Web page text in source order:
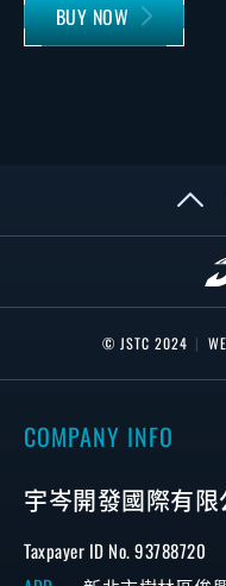
BUY NOW
© JSTC 2024 |
COMPANY INFO
宇岑開發國際有
Taxpayer ID No. 93788720